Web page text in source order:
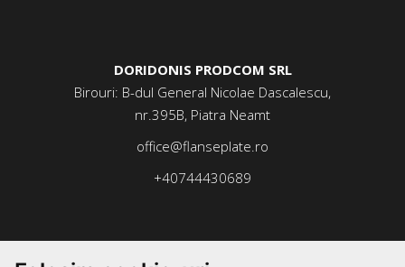
DORIDONIS PRODCOM SRL
Birouri: B-dul General Nicolae Dascalescu,
nr.395B, Piatra Neamt
office@flanseplate.ro
+40744430689